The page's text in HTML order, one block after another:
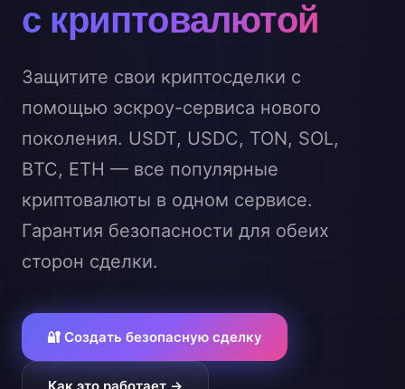
с криптовалютой
Защитите свои криптосделки с
помощью эскроу-сервиса нового
поколения. USDT, USDC, TON, SOL,
BTC, ETH — все популярные
криптовалюты в одном сервисе.
Гарантия безопасности для обеих
сторон сделки.
🔐 Создать безопасную сделку